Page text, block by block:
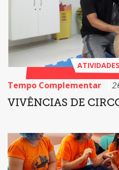
Tempo Complementar
VIVÊNCIAS DE